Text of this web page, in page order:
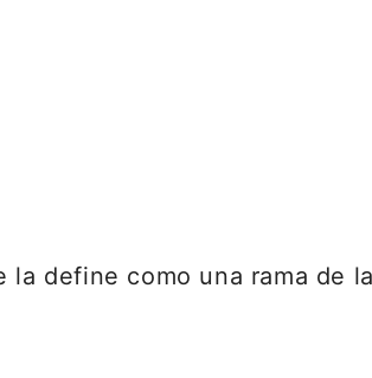
la define como una rama de